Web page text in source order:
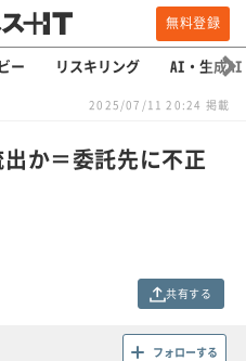
無料登録
ー リスキリング AI・生成AI
2025/07/11 20:24 掲載
か＝委託先に不正
共有する
フォローする